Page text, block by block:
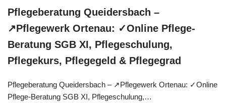
Pflegeberatung Queidersbach –
↗️Pflegewerk Ortenau: ✓Online Pflege-
Beratung SGB XI, Pflegeschulung,
Pflegekurs, Pflegegeld & Pflegegrad
Pflegeberatung Queidersbach – ↗️Pflegewerk Ortenau: ✓Online
Pflege-Beratung SGB XI, Pflegeschulung,…